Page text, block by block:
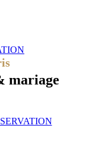
mariage